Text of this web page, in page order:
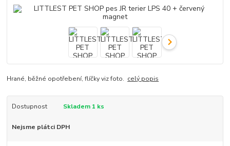
Hrané, běžné opotřebení, flíčky viz foto. celý popis
Dostupnost Skladem 1 ks
Nejsme plátci DPH